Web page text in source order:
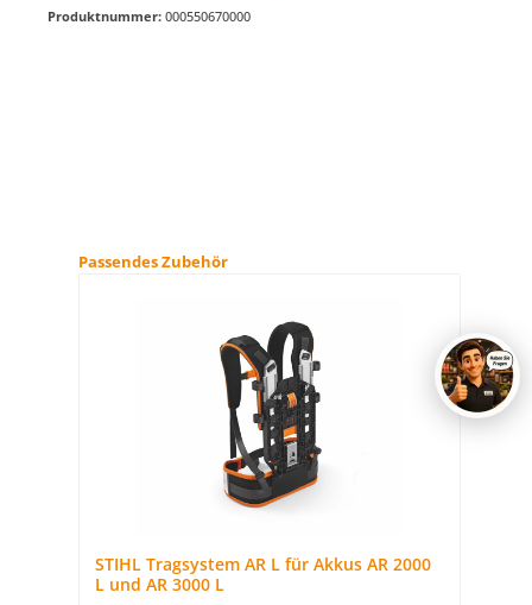
Produktnummer: 000550670000
Produktgalerie überspringen
Passendes Zubehör
STIHL Tragsystem AR L für Akkus AR 2000
L und AR 3000 L